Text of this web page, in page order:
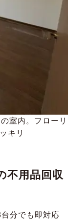
室内。フローリ
キリ
不用品回収
分でも即対応